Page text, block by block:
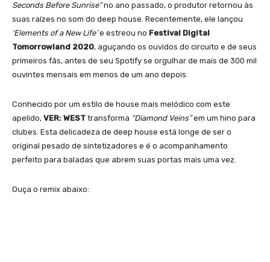
Seconds Before Sunrise”no ano passado, o produtor retornou às
suas raízes no som do deep house. Recentemente, ele lançou
‘Elements of a New Life’e estreou no Festival Digital
Tomorrowland 2020, aguçando os ouvidos do circuito e de seus
primeiros fãs, antes de seu Spotify se orgulhar de mais de 300 mil
ouvintes mensais em menos de um ano depois.
Conhecido por um estilo de house mais melódico com este
apelido, VER: WEST transforma “Diamond Veins”em um hino para
clubes. Esta delicadeza de deep house está longe de ser o
original pesado de sintetizadores e é o acompanhamento
perfeito para baladas que abrem suas portas mais uma vez.
Ouça o remix abaixo: